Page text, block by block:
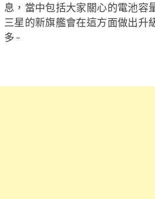
息，當中包括大家關心的電池容
三星的新旗艦會在這方面做出升
多 ~